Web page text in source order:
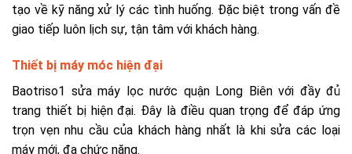
tạo về kỹ năng xử lý các tình huống. Đặc biệt trong vấn đề
giao tiếp luôn lịch sự, tận tâm với khách hàng.
Thiết bị máy móc hiện đại
Baotriso1 sửa máy lọc nước quận Long Biên với đầy đủ
trang thiết bị hiện đại. Đây là điều quan trọng để đáp ứng
trọn vẹn nhu cầu của khách hàng nhất là khi sửa các loại
máy mới, đa chức năng.